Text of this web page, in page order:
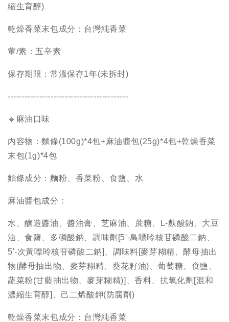
縮生育醇)
乾燥香菜末包成分：台灣純香菜
葷/素：五辛素
保存期限：常溫保存1年(未拆封)
------------------------------------------
🔸麻油口味
內容物：麵條(100g)*4包+麻油醬包(25g)*4包+乾燥香菜
末包(1g)*4包
麵條成分：麵粉、香菜粉、食鹽、水
麻油醬包成分：
水、釀造醬油、醬油膏、芝麻油、蔗糖、L-麩酸鈉、大豆
油、食鹽、多磷酸鈉、調味劑[5'-鳥嘌呤核苷磷酸二鈉、
5'-次黃嘌呤核苷磷酸二鈉]、調味料[麥芽糊精、酵母抽出
物(酵母抽出物、麥芽糊精、葵花籽油)、葡萄糖、食鹽、
蔬菜粉(甘藍抽出物、麥芽糊精)]、香料、抗氧化劑[混和
濃縮生育醇]、己二烯酸鉀(防腐劑)
乾燥香菜末包成分：台灣純香菜